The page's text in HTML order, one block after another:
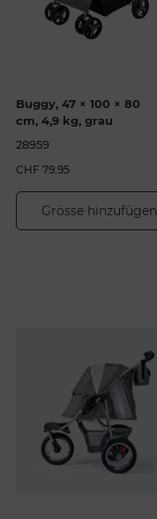
Buggy, 47 × 100 × 80
cm, 4,9 kg, grau
28959
CHF 79.95
Grösse hinzufügen